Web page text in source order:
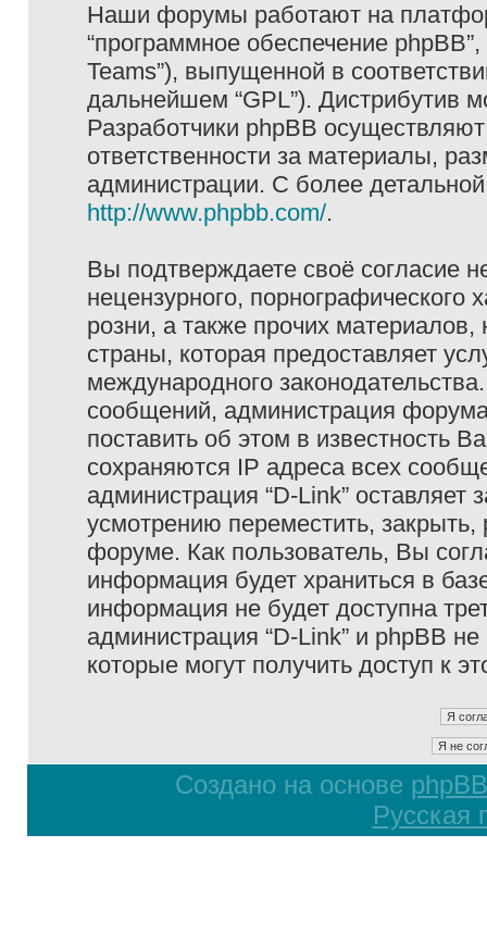
Наши форумы работают на
“программное обеспечение
Teams”), выпущенной в
дальнейшем “GPL”). Дистрибутив
Разработчики phpBB
ответственности за материалы,
администрации. С более
http://www.phpbb.com/.
Вы подтверждаете своё согласие
нецензурного, порнографического
розни, а также прочих
страны, которая предоставляет
международного
сообщений, администрация
поставить об этом в известность
сохраняются IP адреса всех
администрация “D-Link”
усмотрению переместить,
форуме. Как пользователь, Вы
информация будет храниться в
информация не будет доступна
администрация “D-Link” и phpBB
которые могут получить доступ к
Создано на основе phpBB
Русская